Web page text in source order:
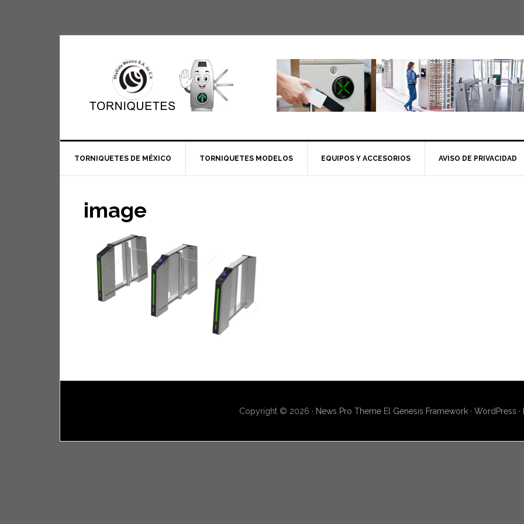
TORNIQUETES DE MÉXICO TORNIQUETES MODELOS EQUIPOS Y ACCESORIOS AVISO DE PRIVACIDAD
image
Copyright © 2026 · News Pro Theme El Genesis Framework · WordPress ·